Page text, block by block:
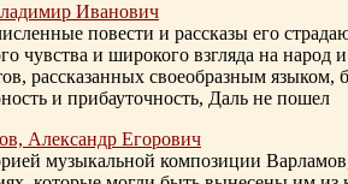
Иванович
повести и рассказы его
чувства и широкого взгляда на
рассказанных своеобразным
и прибауточность, Даль не пошел
Александр Егорович
музыкальной композиции